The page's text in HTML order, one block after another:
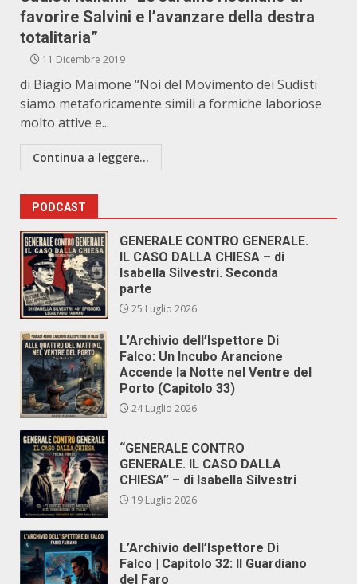
favorire Salvini e l’avanzare della destra
totalitaria”
11 Dicembre 2019
di Biagio Maimone “Noi del Movimento dei Sudisti
siamo metaforicamente simili a formiche laboriose
molto attive e...
Continua a leggere...
PODCAST
GENERALE CONTRO GENERALE.
IL CASO DALLA CHIESA – di
Isabella Silvestri. Seconda
parte
25 Luglio 2026
L’Archivio dell’Ispettore Di
Falco: Un Incubo Arancione
Accende la Notte nel Ventre del
Porto (Capitolo 33)
24 Luglio 2026
“GENERALE CONTRO
GENERALE. IL CASO DALLA
CHIESA” – di Isabella Silvestri
19 Luglio 2026
L’Archivio dell’Ispettore Di
Falco | Capitolo 32: Il Guardiano
del Faro